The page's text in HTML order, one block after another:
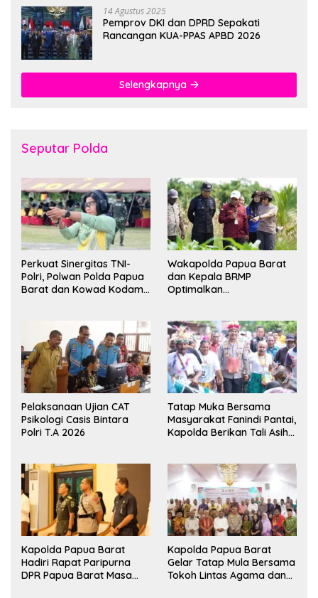
14 Agustus 2025
Pemprov DKI dan DPRD Sepakati
Rancangan KUA-PPAS APBD 2026
Selengkapnya
Seputar Polda
Perkuat Sinergitas TNI-
Polri, Polwan Polda Papua
Barat dan Kowad Kodam
Persahabatan
Wakapolda Papua Barat
dan Kepala BRMP
Optimalkan
Pangan Papua Barat
Pelaksanaan Ujian CAT
Psikologi Casis Bintara
Polri T.A 2026
Tatap Muka Bersama
Masyarakat Fanindi Pantai,
Kapolda Berikan Tali Asih
Kapolda Papua Barat
Hadiri Rapat Paripurna
DPR Papua Barat Masa
Kapolda Papua Barat
Gelar Tatap Mula Bersama
Tokoh Lintas Agama dan